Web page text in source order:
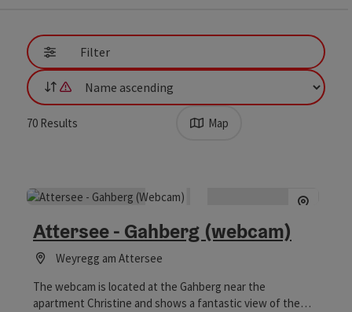
Filter
ListIt is not possible to sort by distance, as the browser does not
70 Results Map
Attersee - Gahberg (webcam)
Weyregg am Attersee
The webcam is located at the Gahberg near the
apartment Christine and shows a fantastic view of the